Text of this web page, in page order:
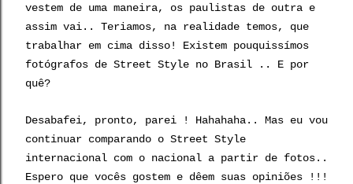
vestem de uma maneira, os paulistas de outra e
assim vai.. Teriamos, na realidade temos, que
trabalhar em cima disso! Existem pouquissímos
fotógrafos de Street Style no Brasil .. E por
quê?
Desabafei, pronto, parei ! Hahahaha.. Mas eu vou
continuar comparando o Street Style
internacional com o nacional a partir de fotos..
Espero que vocês gostem e dêem suas opiniões !!!